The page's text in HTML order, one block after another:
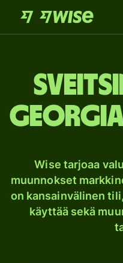
Wise tarjoaa
muunnokset
on kansainvälinen
käyttää sekä